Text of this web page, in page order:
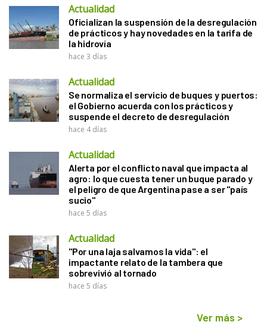
Actualidad
Oficializan la suspensión de la desregulación
de prácticos y hay novedades en la tarifa de
la hidrovía
hace 3 días
Actualidad
Se normaliza el servicio de buques y puertos:
el Gobierno acuerda con los prácticos y
suspende el decreto de desregulación
hace 4 días
Actualidad
Alerta por el conflicto naval que impacta al
agro: lo que cuesta tener un buque parado y
el peligro de que Argentina pase a ser "país
sucio"
hace 5 días
Actualidad
"Por una laja salvamos la vida": el
impactante relato de la tambera que
sobrevivió al tornado
hace 5 días
Ver más >